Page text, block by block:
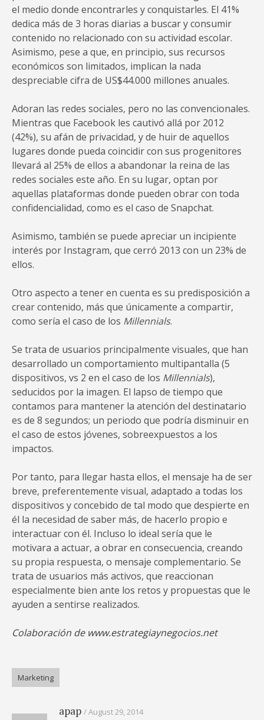
el medio donde encontrarles y conquistarles. El 41%
dedica más de 3 horas diarias a buscar y consumir
contenido no relacionado con su actividad escolar.
Asimismo, pese a que, en principio, sus recursos
económicos son limitados, implican la nada
despreciable cifra de US$44.000 millones anuales.
Adoran las redes sociales, pero no las convencionales.
Mientras que Facebook les cautivó allá por 2012
(42%), su afán de privacidad, y de huir de aquellos
lugares donde pueda coincidir con sus progenitores
llevará al 25% de ellos a abandonar la reina de las
redes sociales este año. En su lugar, optan por
aquellas plataformas donde pueden obrar con toda
confidencialidad, como es el caso de Snapchat.
Asimismo, también se puede apreciar un incipiente
interés por Instagram, que cerró 2013 con un 23% de
ellos.
Otro aspecto a tener en cuenta es su predisposición a
crear contenido, más que únicamente a compartir,
como sería el caso de los Millennials.
Se trata de usuarios principalmente visuales, que han
desarrollado un comportamiento multipantalla (5
dispositivos, vs 2 en el caso de los Millennials),
seducidos por la imagen. El lapso de tiempo que
contamos para mantener la atención del destinatario
es de 8 segundos; un periodo que podría disminuir en
el caso de estos jóvenes, sobreexpuestos a los
impactos.
Por tanto, para llegar hasta ellos, el mensaje ha de ser
breve, preferentemente visual, adaptado a todas los
dispositivos y concebido de tal modo que despierte en
él la necesidad de saber más, de hacerlo propio e
interactuar con él. Incluso lo ideal sería que le
motivara a actuar, a obrar en consecuencia, creando
su propia respuesta, o mensaje complementario. Se
trata de usuarios más activos, que reaccionan
especialmente bien ante los retos y propuestas que le
ayuden a sentirse realizados.
Colaboración de www.estrategiaynegocios.net
Marketing
apap August 29, 2014